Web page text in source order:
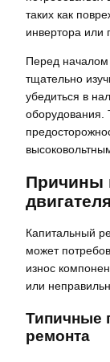
таких как
инвертора или
Перед
тщательно
убедиться в
оборудования.
Причины
двигателя
Капитальный
может
износ
или
Типичные
ремонта